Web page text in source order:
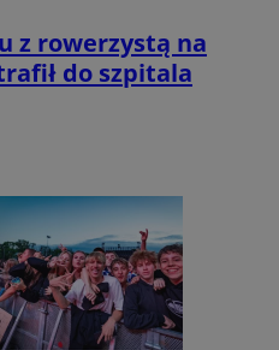
z rowerzystą na
do szpitala